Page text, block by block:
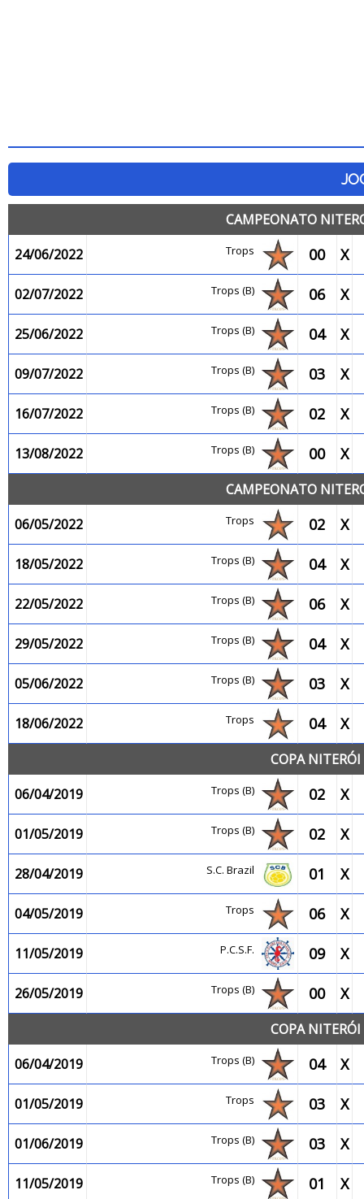
CAMPEONATO
24/06/2022
Trops 00 X
02/07/2022 Trops (B) 06 X
25/06/2022 Trops (B) 04 X
09/07/2022 Trops (B) 03 X
16/07/2022 Trops (B) 02 X
13/08/2022 Trops (B) 00 X
CAMPEONATO
06/05/2022
Trops 02 X
18/05/2022 Trops (B) 04 X
22/05/2022 Trops (B) 06 X
29/05/2022 Trops (B) 04 X
05/06/2022 Trops (B) 03 X
18/06/2022 Trops 04 X
COPA
06/04/2019
Trops (B) 02 X
01/05/2019 Trops (B) 02 X
28/04/2019 S.C. Brazil 01 X
04/05/2019 Trops 06 X
11/05/2019 P.C.S.F. 09 X
26/05/2019 Trops (B) 00 X
COPA
06/04/2019
Trops (B) 04 X
01/05/2019 Trops 03 X
01/06/2019 Trops (B) 03 X
11/05/2019 Trops (B) 01 X